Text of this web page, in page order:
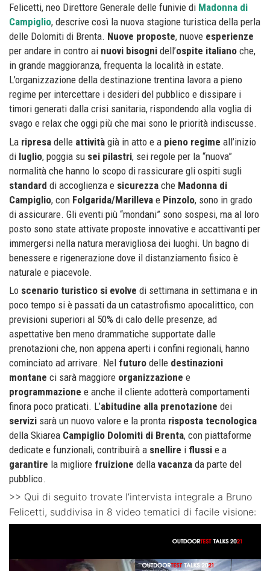
Felicetti, neo Direttore Generale delle funivie di Madonna di
Campiglio, descrive così la nuova stagione turistica della perla
delle Dolomiti di Brenta. Nuove proposte, nuove esperienze
per andare in contro ai nuovi bisogni dell’ospite italiano che,
in grande maggioranza, frequenta la località in estate.
L’organizzazione della destinazione trentina lavora a pieno
regime per intercettare i desideri del pubblico e dissipare i
timori generati dalla crisi sanitaria, rispondendo alla voglia di
svago e relax che oggi più che mai sono le priorità indiscusse.
La ripresa delle attività già in atto e a pieno regime all’inizio
di luglio, poggia su sei pilastri, sei regole per la “nuova”
normalità che hanno lo scopo di rassicurare gli ospiti sugli
standard di accoglienza e sicurezza che Madonna di
Campiglio, con Folgarida/Marilleva e Pinzolo, sono in grado
di assicurare. Gli eventi più “mondani” sono sospesi, ma al loro
posto sono state attivate proposte innovative e accattivanti per
immergersi nella natura meravigliosa dei luoghi. Un bagno di
benessere e rigenerazione dove il distanziamento fisico è
naturale e piacevole.
Lo scenario turistico si evolve di settimana in settimana e in
poco tempo si è passati da un catastrofismo apocalittico, con
previsioni superiori al 50% di calo delle presenze, ad
aspettative ben meno drammatiche supportate dalle
prenotazioni che, non appena aperti i confini regionali, hanno
cominciato ad arrivare. Nel futuro delle destinazioni
montane ci sarà maggiore organizzazione e
programmazione e anche il cliente adotterà comportamenti
finora poco praticati. L’abitudine alla prenotazione dei
servizi sarà un nuovo valore e la pronta risposta tecnologica
della Skiarea Campiglio Dolomiti di Brenta, con piattaforme
dedicate e funzionali, contribuirà a snellire i flussi e a
garantire la migliore fruizione della vacanza da parte del
pubblico.
>> Qui di seguito trovate l’intervista integrale a Bruno
Felicetti, suddivisa in 8 video tematici di facile visione: